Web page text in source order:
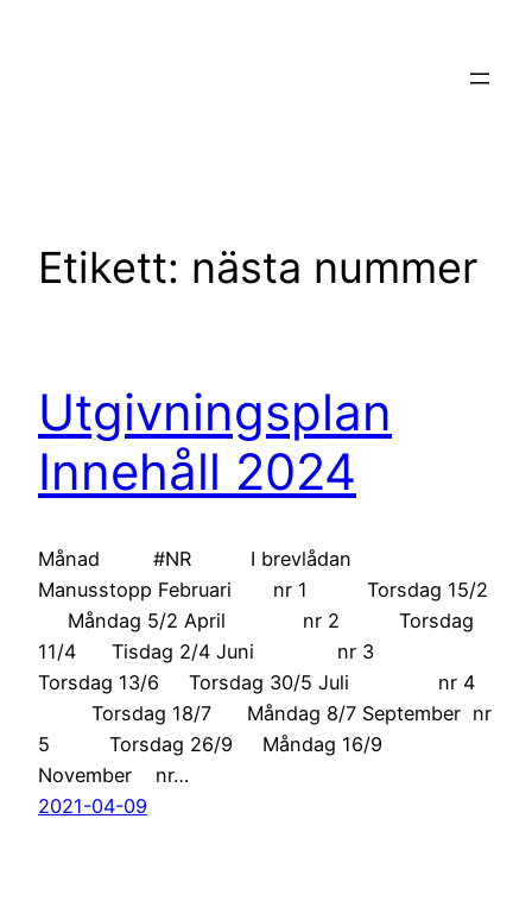
Etikett: nästa nummer
Utgivningsplan
Innehåll 2024
Månad #NR I brevlådan
Manusstopp Februari nr 1 Torsdag 15/2
Måndag 5/2 April nr 2 Torsdag
11/4 Tisdag 2/4 Juni nr 3
Torsdag 13/6 Torsdag 30/5 Juli nr 4
Torsdag 18/7 Måndag 8/7 September nr
5 Torsdag 26/9 Måndag 16/9
November nr…
2021-04-09